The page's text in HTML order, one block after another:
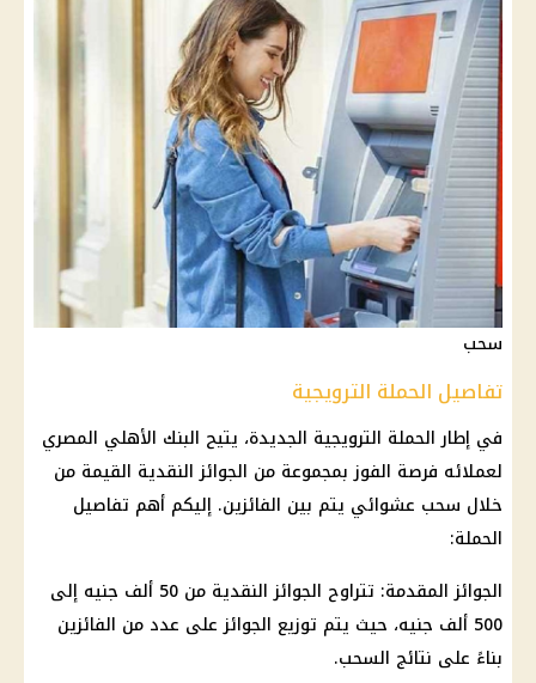
سحب
تفاصيل الحملة الترويجية
في إطار الحملة الترويجية الجديدة، يتيح البنك الأهلي المصري
لعملائه فرصة الفوز بمجموعة من الجوائز النقدية القيمة من
خلال سحب عشوائي يتم بين الفائزين. إليكم أهم تفاصيل
الحملة:
الجوائز المقدمة: تتراوح الجوائز النقدية من 50 ألف جنيه إلى
500 ألف جنيه، حيث يتم توزيع الجوائز على عدد من الفائزين
بناءً على نتائج السحب.